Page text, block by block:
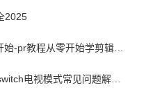
2025
pr视频剪辑教程新手入门从零开始-pr教程从零开始学剪辑全集免费
switch电视模式怎么调节音量-switch电视模式常见问题解决方案